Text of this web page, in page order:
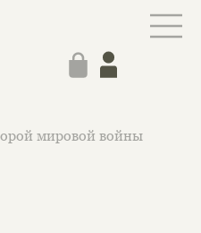
мировой войны